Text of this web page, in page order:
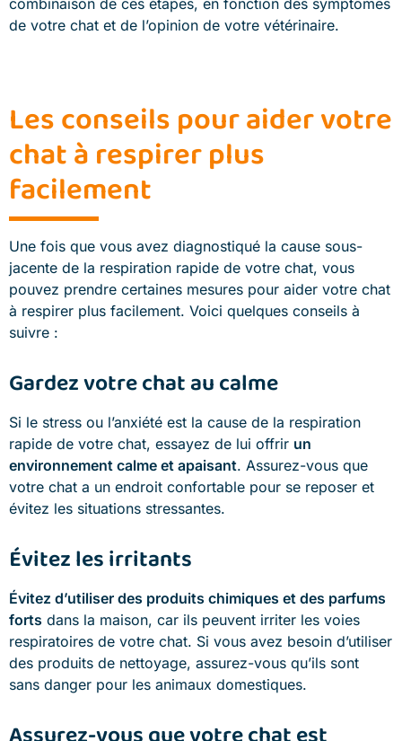
combinaison de ces étapes, en fonction des symptômes
de votre chat et de l’opinion de votre vétérinaire.
Les conseils pour aider votre
chat à respirer plus
facilement
Une fois que vous avez diagnostiqué la cause sous-
jacente de la respiration rapide de votre chat, vous
pouvez prendre certaines mesures pour aider votre chat
à respirer plus facilement. Voici quelques conseils à
suivre :
Gardez votre chat au calme
Si le stress ou l’anxiété est la cause de la respiration
rapide de votre chat, essayez de lui offrir un
environnement calme et apaisant. Assurez-vous que
votre chat a un endroit confortable pour se reposer et
évitez les situations stressantes.
Évitez les irritants
Évitez d’utiliser des produits chimiques et des parfums
forts dans la maison, car ils peuvent irriter les voies
respiratoires de votre chat. Si vous avez besoin d’utiliser
des produits de nettoyage, assurez-vous qu’ils sont
sans danger pour les animaux domestiques.